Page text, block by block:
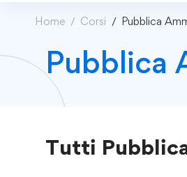
Home Corsi Pubblica
Pubblica
Tutti